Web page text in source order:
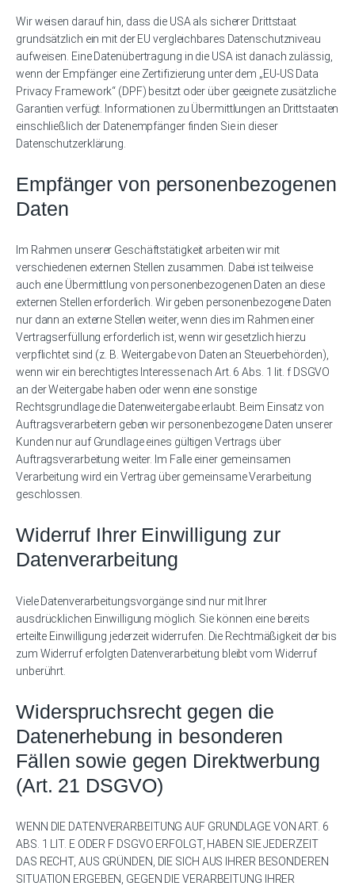
Wir weisen darauf hin, dass die USA als sicherer Drittstaat
grundsätzlich ein mit der EU vergleichbares Datenschutzniveau
aufweisen. Eine Datenübertragung in die USA ist danach zulässig,
wenn der Empfänger eine Zertifizierung unter dem „EU-US Data
Privacy Framework“ (DPF) besitzt oder über geeignete zusätzliche
Garantien verfügt. Informationen zu Übermittlungen an Drittstaaten
einschließlich der Datenempfänger finden Sie in dieser
Datenschutzerklärung.
Empfänger von personenbezogenen
Daten
Im Rahmen unserer Geschäftstätigkeit arbeiten wir mit
verschiedenen externen Stellen zusammen. Dabei ist teilweise
auch eine Übermittlung von personenbezogenen Daten an diese
externen Stellen erforderlich. Wir geben personenbezogene Daten
nur dann an externe Stellen weiter, wenn dies im Rahmen einer
Vertragserfüllung erforderlich ist, wenn wir gesetzlich hierzu
verpflichtet sind (z. B. Weitergabe von Daten an Steuerbehörden),
wenn wir ein berechtigtes Interesse nach Art. 6 Abs. 1 lit. f DSGVO
an der Weitergabe haben oder wenn eine sonstige
Rechtsgrundlage die Datenweitergabe erlaubt. Beim Einsatz von
Auftragsverarbeitern geben wir personenbezogene Daten unserer
Kunden nur auf Grundlage eines gültigen Vertrags über
Auftragsverarbeitung weiter. Im Falle einer gemeinsamen
Verarbeitung wird ein Vertrag über gemeinsame Verarbeitung
geschlossen.
Widerruf Ihrer Einwilligung zur
Datenverarbeitung
Viele Datenverarbeitungsvorgänge sind nur mit Ihrer
ausdrücklichen Einwilligung möglich. Sie können eine bereits
erteilte Einwilligung jederzeit widerrufen. Die Rechtmäßigkeit der bis
zum Widerruf erfolgten Datenverarbeitung bleibt vom Widerruf
unberührt.
Widerspruchsrecht gegen die
Datenerhebung in besonderen
Fällen sowie gegen Direktwerbung
(Art. 21 DSGVO)
WENN DIE DATENVERARBEITUNG AUF GRUNDLAGE VON ART. 6
ABS. 1 LIT. E ODER F DSGVO ERFOLGT, HABEN SIE JEDERZEIT
DAS RECHT, AUS GRÜNDEN, DIE SICH AUS IHRER BESONDEREN
SITUATION ERGEBEN, GEGEN DIE VERARBEITUNG IHRER